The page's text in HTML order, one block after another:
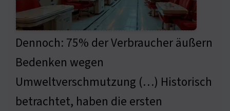
Dennoch: 75% der Verbraucher äußern
Bedenken wegen
Umweltverschmutzung (…) Historisch
betrachtet, haben die ersten